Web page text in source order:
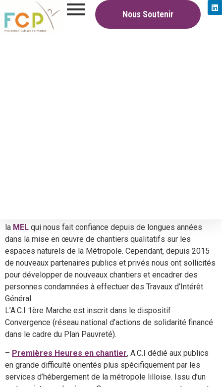
Nous Soutenir
la MEL qui nous fait confiance depuis de longues années
dans la mise en œuvre de chantiers qualitatifs sur les
espaces naturels de la Métropole. Cependant, depuis 2015
de nouveaux partenaires publics et privés nous ont sollicités
pour développer de nouveaux chantiers et encadrer des
personnes condamnées à effectuer des Travaux d’Intérêt
Général.
L’A.C.I 1ère Marche est inscrit dans le dispositif
Convergence (réseau national d’actions de solidarité financé
dans le cadre du Plan Pauvreté).
– Premières Heures en chantier, A.C.I dédié aux publics
en grande difficulté orientés plus spécifiquement par les
services d’hébergement de la métropole lilloise. Issu d’un